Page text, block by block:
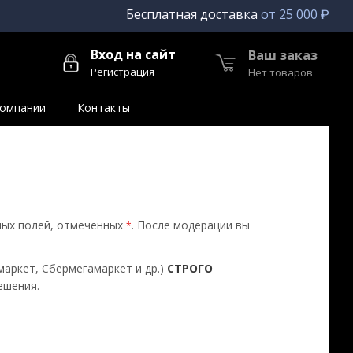
Бесплатная доставка от 25 000 ₽
Вход на сайт
Регистрация
Ваш заказ
Нет товаров
Контакты
полей, отмеченных *. После модерации вы
Сбермегамаркет и др.) СТРОГО